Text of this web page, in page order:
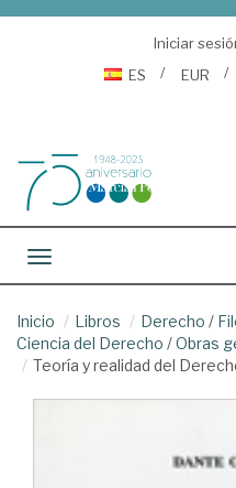
Iniciar
ES
EUR
Toggle navigation
Inicio Libros Derecho /
Ciencia del Derecho /Obras
Teoría y realidad del